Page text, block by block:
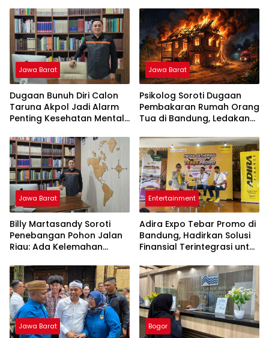
Jawa Barat
Dugaan Bunuh Diri Calon
Taruna Akpol Jadi Alarm
Penting Kesehatan Mental
Berbasis Disiplin
Jawa Barat
Psikolog Soroti Dugaan
Pembakaran Rumah Orang
Tua di Bandung, Ledakan
Jawa Barat
Billy Martasandy Soroti
Penebangan Pohon Jalan
Riau: Ada Kelemahan
Jangan Tunggu Viral Baru
Bertindak
Entertainment
Adira Expo Tebar Promo di
Bandung, Hadirkan Solusi
Finansial Terintegrasi untuk
Jawa Barat Bogor